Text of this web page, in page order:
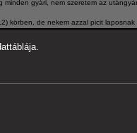
gyári, nem szeretem az
körben, de nekem azzal picit